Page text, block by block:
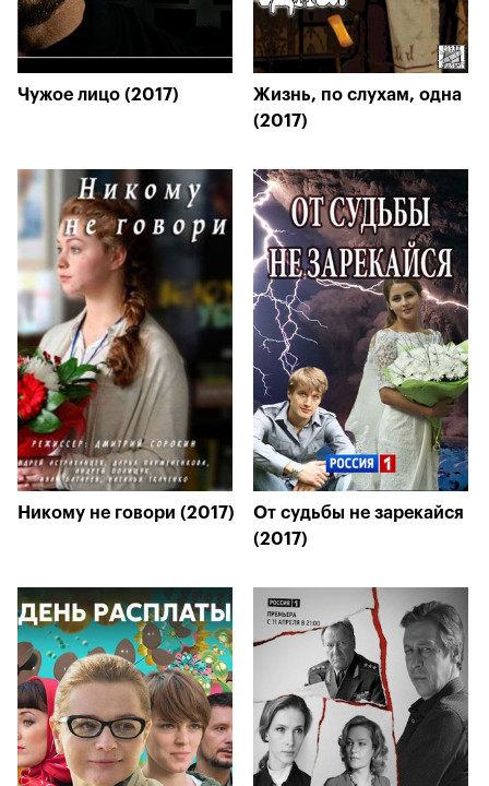
Чужое лицо (2017)
Жизнь, по слухам, одна
(2017)
Никому не говори (2017)
От судьбы не зарекайся
(2017)